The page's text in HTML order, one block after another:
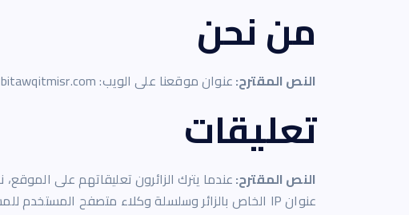
من نحن
النص المقترح:عنوان موقعنا على الويب: https://bitawqitmisr.com.
تعليقات
النص المقترح:عندما يترك الزائرون تعليقاتهم على
عنوان IP الخاص بالزائر وسلسلة وكلاء متصفح المستخدم للمساعدة في اكتشاف الرسائل غير المرغوب فيها.